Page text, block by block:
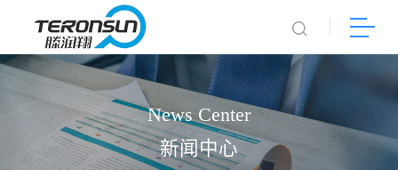
News Center
新闻中心